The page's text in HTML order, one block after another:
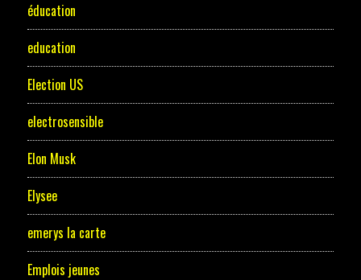
éducation
education
Election US
electrosensible
Elon Musk
Elysee
emerys la carte
Emplois jeunes